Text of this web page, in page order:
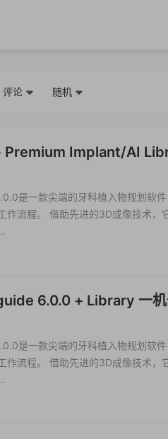
评论 随机
Implant/AI Library 牙医放
理牙科的数字流程工具
是一款尖端的牙科植入物规划软
作流程。 借助先进的3D成像技术，
6.0.0 + Library 一机
术员管理牙科的数字流程
是一款尖端的牙科植入物规划软
作流程。 借助先进的3D成像技术，